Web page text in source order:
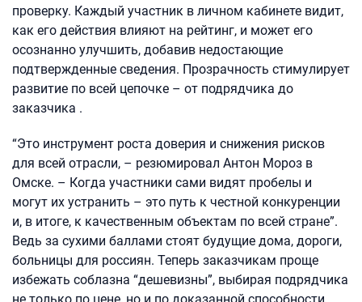
проверку. Каждый участник в личном кабинете видит,
как его действия влияют на рейтинг, и может его
осознанно улучшить, добавив недостающие
подтвержденные сведения. Прозрачность стимулирует
развитие по всей цепочке – от подрядчика до
заказчика .
“Это инструмент роста доверия и снижения рисков
для всей отрасли, – резюмировал Антон Мороз в
Омске. – Когда участники сами видят пробелы и
могут их устранить – это путь к честной конкуренции
и, в итоге, к качественным объектам по всей стране”.
Ведь за сухими баллами стоят будущие дома, дороги,
больницы для россиян. Теперь заказчикам проще
избежать соблазна “дешевизны”, выбирая подрядчика